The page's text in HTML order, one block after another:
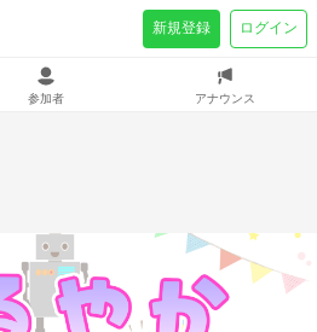
参加者 アナウンス
新規登録 ログイン